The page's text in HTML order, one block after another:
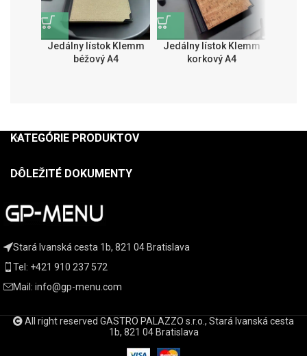
Jedálny lístok Klemm
béžový A4
Jedálny lístok Klemm
korkový A4
KATEGÓRIE PRODUKTOV
DÔLEŽITÉ DOKUMENTY
Stará Ivanská cesta 1b, 821 04 Bratislava
Tel: +421 910 237 572
Mail: info@gp-menu.com
All right reserved GASTRO PALAZZO s.r.o., Stará Ivanská cesta
1b, 821 04 Bratislava